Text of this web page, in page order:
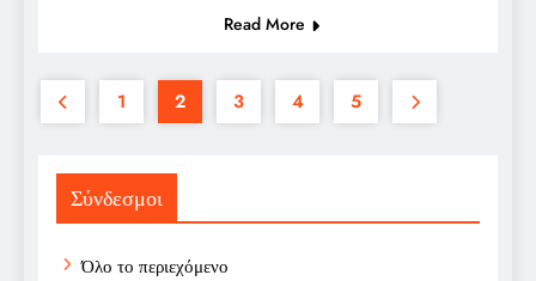
Read More
1 2 3 4 5
Σύνδεσμοι
Όλο το περιεχόμενο